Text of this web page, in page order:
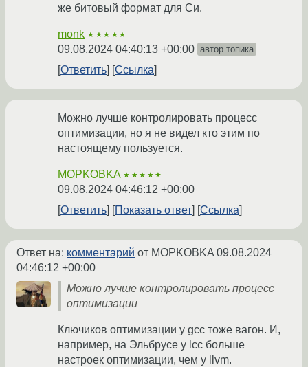
же битовый формат для Си.
monk ★★★★★
09.08.2024 04:40:13 +00:00 автор топика
Ответить Ссылка
Можно лучше контролировать процесс
оптимизации, но я не видел кто этим по
настоящему пользуется.
MOPKOBKA ★★★★★
09.08.2024 04:46:12 +00:00
Ответить
Показать ответ Ссылка
Ответ на: комментарий от MOPKOBKA 09.08.2024
04:46:12 +00:00
Можно лучше контролировать процесс
оптимизации
Ключиков оптимизации у gcc тоже вагон. И,
например, на Эльбрусе у lcc больше
настроек оптимизации, чем у llvm.